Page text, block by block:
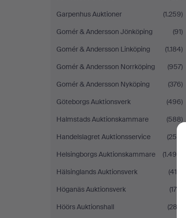
Garpenhus Auktioner
(1.259)
Gomér & Andersson Jönköping
(91)
Gomér & Andersson Linköping
(1.184)
Gomér & Andersson Norrköping
(957)
Gomér & Andersson Nyköping
(376)
Göteborgs Auktionsverk
(496)
Halmstads Auktionskammare
(588)
Handelslagret Auktionsservice
(250)
Helsingborgs Auktionskammare
(1.490)
Hälsinglands Auktionsverk
(419)
Höganäs Auktionsverk
(175)
Höörs Auktionshall
(282)